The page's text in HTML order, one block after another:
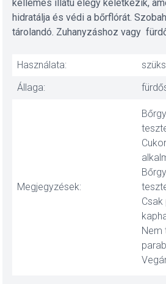
kellemes illatú elegy keletkezik,
hidratálja és védi a bőrflórát.
tárolandó. Zuhanyzáshoz vagy
Használata:
Állaga:
Megjegyzések:
Csak
Nem